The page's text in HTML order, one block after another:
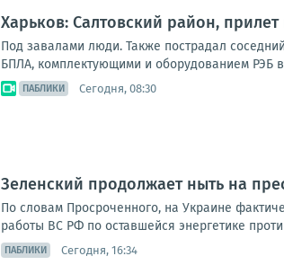
Харьков: Салтовский район,
Под завалами люди. Также пострадал
БПЛА, комплектующими и оборудованием РЭБ
ПАБЛИКИ Сегодня, 08:30
Зеленский продолжает ныть на
По словам Просроченного, на Украине
работы ВС РФ по оставшейся энергетике
ПАБЛИКИ Сегодня, 16:34